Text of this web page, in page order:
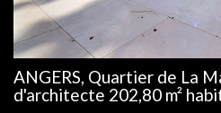
ANGERS, Quartier de La
d'architecte 202,80 m²